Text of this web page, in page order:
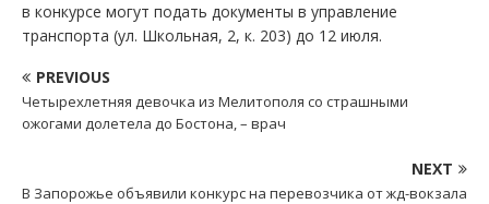
в конкурсе могут подать документы в управление
транспорта (ул. Школьная, 2, к. 203) до 12 июля.
PREVIOUS
Четырехлетняя девочка из Мелитополя со страшными
ожогами долетела до Бостона, – врач
NEXT
В Запорожье объявили конкурс на перевозчика от жд-вокзала